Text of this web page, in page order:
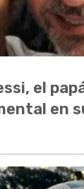
el
en